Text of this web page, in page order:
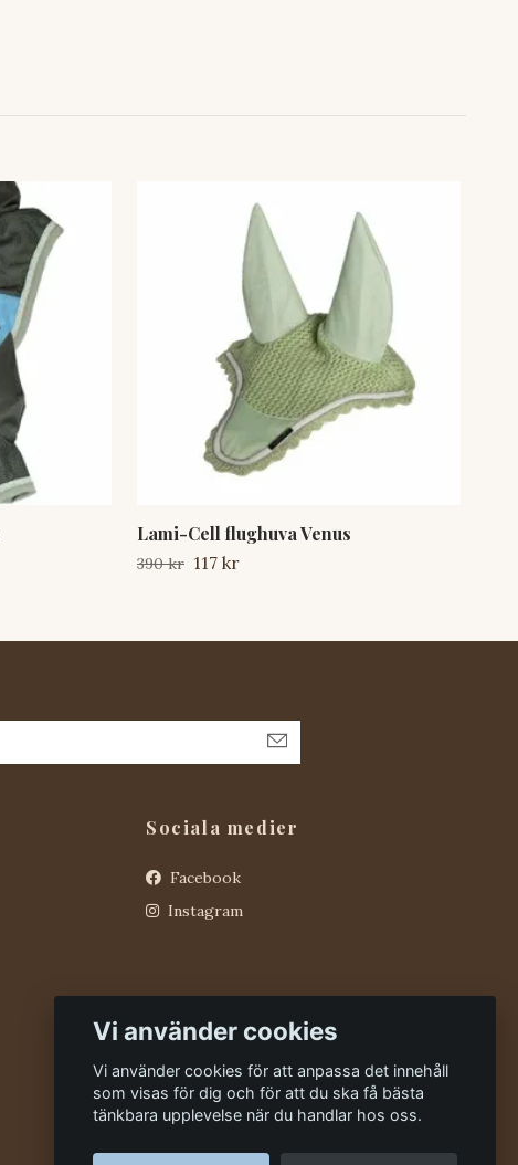
Lami-Cell flughuva Venus
390 kr 117 kr
Sociala medier
Facebook
Instagram
Vi använder cookies
Vi använder cookies för att anpassa det innehåll
som visas för dig och för att du ska få bästa
tänkbara upplevelse när du handlar hos oss.